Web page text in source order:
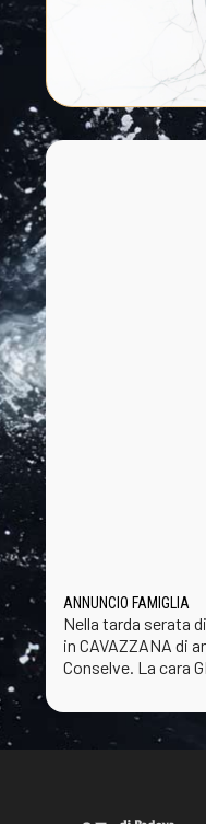
ANNUNCIO FAMIGLIA
Nella tarda serata
in CAVAZZANA di
Conselve. La cara